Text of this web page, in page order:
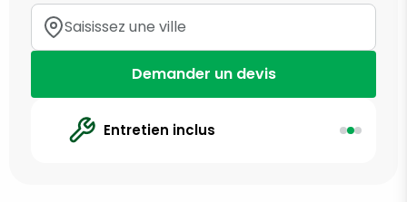
Demander un devis
Entretien inclus